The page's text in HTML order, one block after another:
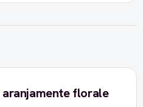
florale